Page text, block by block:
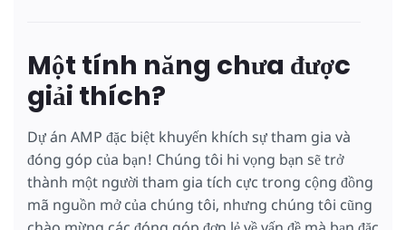
Một tính năng chưa được
giải thích?
Dự án AMP đặc biệt khuyến khích sự tham gia và
đóng góp của bạn! Chúng tôi hi vọng bạn sẽ trở
thành một người tham gia tích cực trong cộng đồng
mã nguồn mở của chúng tôi, nhưng chúng tôi cũng